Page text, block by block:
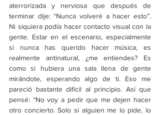
aterrorizada y nerviosa que después de
terminar dije: “Nunca volveré a hacer esto”.
Ni siquiera podía hacer contacto visual con la
gente. Estar en el escenario, especialmente
si nunca has querido hacer música, es
realmente antinatural, ¿me entiendes? Es
como si hubiera una sala llena de gente
mirándote, esperando algo de ti. Eso me
pareció bastante difícil al principio. Así que
pensé: “No voy a pedir que me dejen hacer
otro concierto. Solo si alguien me lo pide, lo